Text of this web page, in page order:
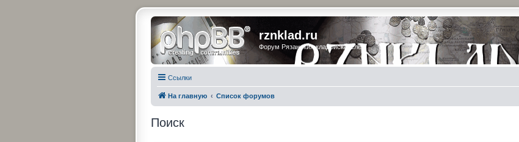
rznklad.ru
Форум Рязанских кладоискателей
Ссылки
На главную Список форумов
Поиск